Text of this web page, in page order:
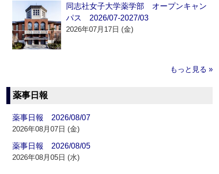
同志社女子大学薬学部 オープンキャン
パス 2026/07-2027/03
2026年07月17日 (金)
もっと見る »
薬事日報
薬事日報 2026/08/07
2026年08月07日 (金)
薬事日報 2026/08/05
2026年08月05日 (水)